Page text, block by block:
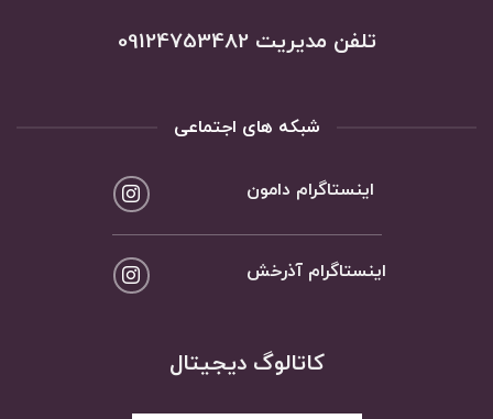
تلفن مدیریت 09124753482
شبکه های اجتماعی
اینستاگرام دامون
اینستاگرام آذرخش
کاتالوگ دیجیتال